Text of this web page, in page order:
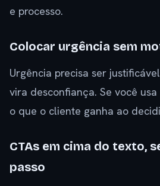
e processo.
Colocar urgência sem
Urgência precisa ser
vira desconfiança. Se você
o que o cliente ganha ao
CTAs em cima do texto,
passo